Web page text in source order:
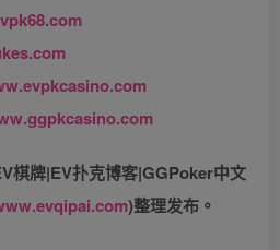
棋牌|EV扑克博客|GGPoker中文
)整理发布。